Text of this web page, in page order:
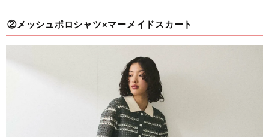
②メッシュポロシャツ×マーメイドスカート